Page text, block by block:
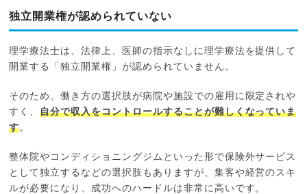
独立開業権が認められていない
理学療法士は、法律上、医師の指示なしに理学療法を提供して
開業する「独立開業権」が認められていません。
そのため、働き方の選択肢が病院や施設での雇用に限定されや
すく、自分で収入をコントロールすることが難しくなっていま
す。
整体院やコンディショニングジムといった形で保険外サービス
として独立するなどの選択肢もありますが、集客や経営のスキ
ルが必要になり、成功へのハードルは非常に高いです。